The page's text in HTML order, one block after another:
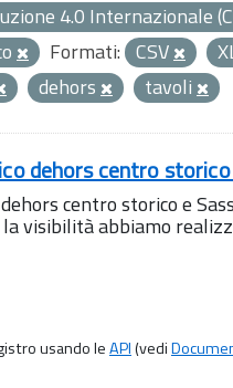
4.0 Internazionale
Formati: CSV
dehors tavoli
dehors centro
centro storico e
visibilità abbiamo
usando leAPI(vedi